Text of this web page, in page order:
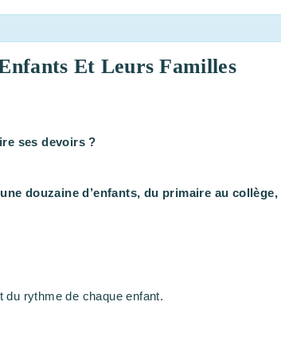
Et Leurs Familles
ses devoirs ?
douzaine d’enfants, du primaire au
rythme de chaque enfant.